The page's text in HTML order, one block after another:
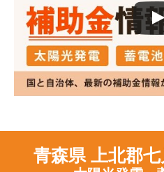
青森県 上北郡